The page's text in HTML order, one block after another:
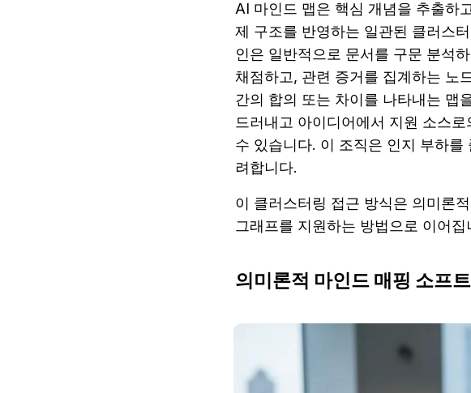
AI 마인드 맵은 핵심 개념을 추출하
제 구조를 반영하는 일관된 클러스
인은 일반적으로 문서를 구문 분석
채점하고, 관련 증거를 집계하는 노
간의 합의 또는 차이를 나타내는 맵
드러내고 아이디어에서 지원 소스
수 있습니다. 이 조직은 인지 부하
려합니다.
이 클러스터링 접근 방식은 의미론
그래프를 지원하는 방법으로 이어집
의미론적 마인드 매핑 소프